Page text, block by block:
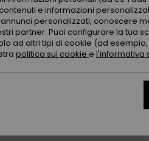
e informazioni
personalizzati, conoscere
partner. Puoi configurare la tua
ad altri tipi di cookie (ad
politica sui cookie e l'informativa